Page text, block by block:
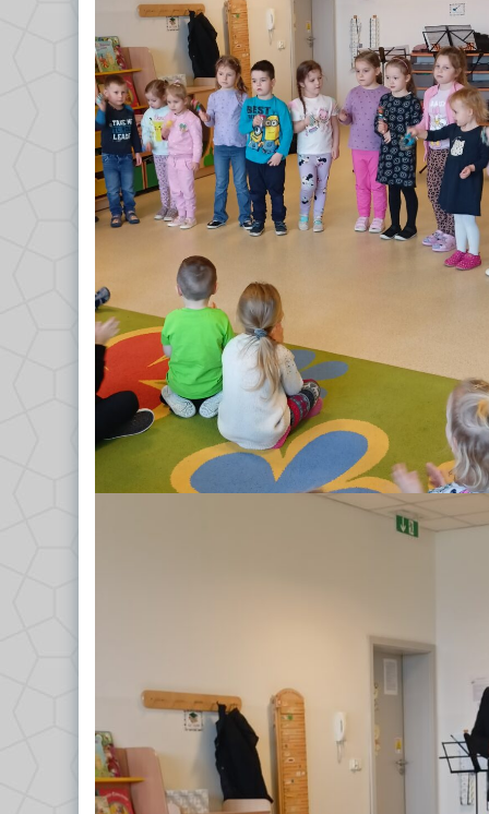
Dokumenty/Procedury
Religia
Logopeda
Pedagog
GRUPA VII – TROPICIELE
GRUPA VIII – PSZCZÓŁKI